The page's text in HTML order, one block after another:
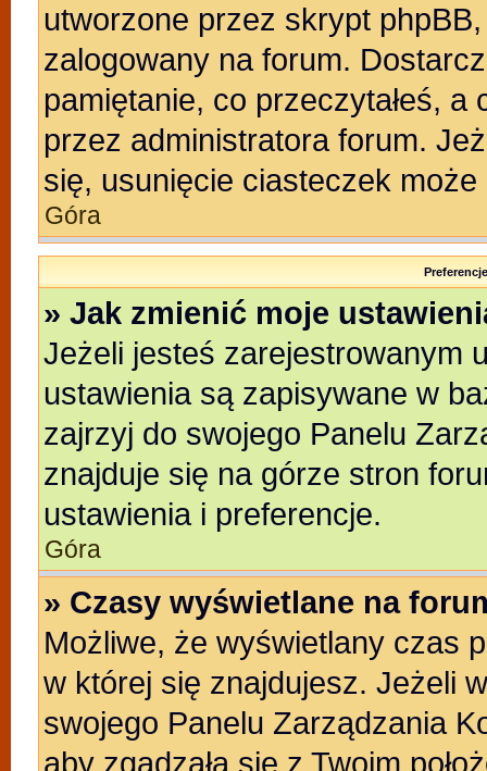
utworzone przez skrypt
zalogowany na forum.
pamiętanie, co przeczytałeś, a
przez administratora forum.
się, usunięcie ciasteczek może
Góra
» Jak zmienić moje
Jeżeli jesteś zarejestrowanym
ustawienia są zapisywane w
zajrzyj do swojego Panelu
znajduje się na górze stron
ustawienia i preferencje.
Góra
» Czasy wyświetlane na
Możliwe, że wyświetlany czas
w której się znajdujesz. Jeżeli
swojego Panelu Zarządzania
aby zgadzała się z Twoim